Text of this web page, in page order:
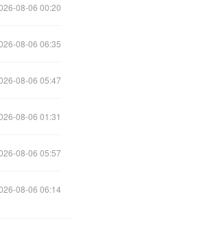
08-06 00:20
08-06 06:35
08-06 05:47
08-06 01:31
08-06 05:57
08-06 06:14